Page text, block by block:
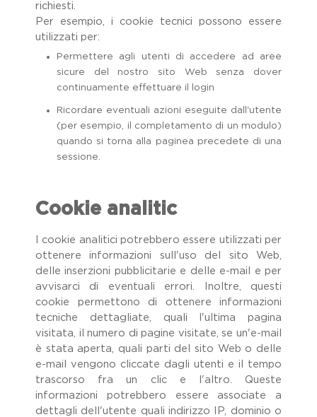
richiesti.
Per esempio, i cookie tecnici possono essere
utilizzati per:
Permettere agli utenti di accedere ad aree
sicure del nostro sito Web senza dover
continuamente effettuare il login
Ricordare eventuali azioni eseguite dall'utente
(per esempio, il completamento di un modulo)
quando si torna alla paginea precedete di una
sessione.
Cookie analitic
I cookie analitici potrebbero essere utilizzati per
ottenere informazioni sull'uso del sito Web,
delle inserzioni pubblicitarie e delle e-mail e per
avvisarci di eventuali errori. Inoltre, questi
cookie permettono di ottenere informazioni
tecniche dettagliate, quali l'ultima pagina
visitata, il numero di pagine visitate, se un'e-mail
è stata aperta, quali parti del sito Web o delle
e-mail vengono cliccate dagli utenti e il tempo
trascorso fra un clic e l'altro. Queste
informazioni potrebbero essere associate a
dettagli dell'utente quali indirizzo IP, dominio o